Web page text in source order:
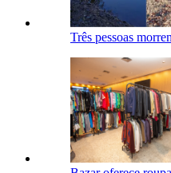
Três pessoas